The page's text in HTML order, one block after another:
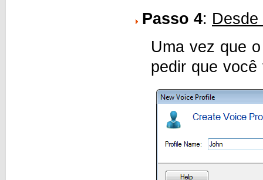
Passo 4:
Uma vez que
pedir que